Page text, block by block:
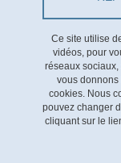
La Tribune
Paru le 25
https://
finance/industrie/
Ce site utilise
vidéos, pour
réseaux sociaux,
vous donnons
cookies. Nous
pouvez changer
cliquant sur le